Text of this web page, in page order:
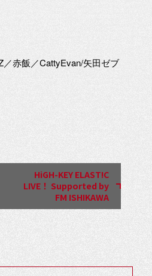
赤飯／CattyEvan/矢田ゼブ
HiGH-KEY ELAST!C
LIVE！ Supported by
FM ISHIKAWA